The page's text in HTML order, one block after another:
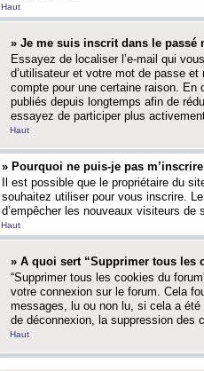
Haut
» Je me suis inscrit dans le passé
Essayez de localiser l’e-mail qui
d’utilisateur et votre mot de passe
compte pour une certaine raison. En
publiés depuis longtemps afin de
essayez de participer plus
Haut
» Pourquoi ne puis-je pas
Il est possible que le propriétaire du
souhaitez utiliser pour vous inscrire.
d’empêcher les nouveaux visiteurs de
Haut
» A quoi sert “Supprimer tous les
“Supprimer tous les cookies du
votre connexion sur le forum. Cela
messages, lu ou non lu, si cela a
de déconnexion, la suppression des
Haut